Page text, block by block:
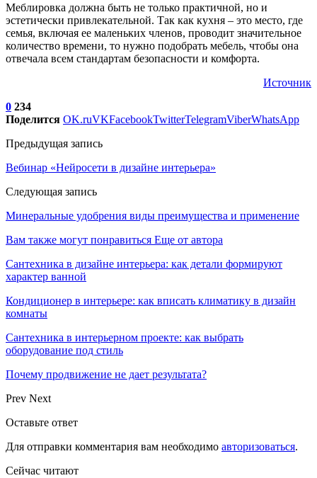
Меблировка должна быть не только практичной, но и
эстетически привлекательной. Так как кухня – это место, где
семья, включая ее маленьких членов, проводит значительное
количество времени, то нужно подобрать мебель, чтобы она
отвечала всем стандартам безопасности и комфорта.
Источник
0 234
Поделится OK.ruVKFacebookTwitterTelegramViberWhatsApp
Предыдущая запись
Вебинар «Нейросети в дизайне интерьера»
Следующая запись
Минеральные удобрения виды преимущества и применение
Вам также могут понравиться Еще от автора
Сантехника в дизайне интерьера: как детали формируют
характер ванной
Кондиционер в интерьере: как вписать климатику в дизайн
комнаты
Сантехника в интерьерном проекте: как выбрать
оборудование под стиль
Почему продвижение не дает результата?
Prev Next
Оставьте ответ
Для отправки комментария вам необходимо авторизоваться.
Сейчас читают